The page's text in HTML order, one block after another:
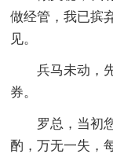
做经管，我已摈
见。
兵马未动，
券。
罗总，当初
酌，万无一失，